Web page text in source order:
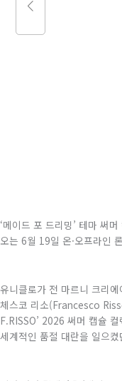
‘메이드 포 드리밍’ 테마 써
오는 6월 19일 온·오프라인
유니클로가 전 마르니 크리
체스코 리소(Francesco
F.RISSO’ 2026 써머 캡슐
세계적인 품절 대란을 일으